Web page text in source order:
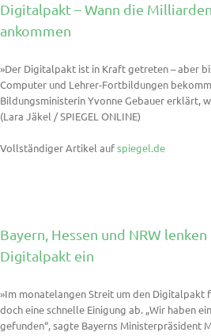
Digitalpakt – Wann die
ankommen
»Der Digitalpakt ist in Kraft getreten – aber
Computer und Lehrer-Fortbildungen
Bildungsministerin Yvonne Gebauer erklärt,
(Lara Jäkel / SPIEGEL ONLINE)
Vollständiger Artikel aufspiegel.de
Bayern, Hessen und NRW
Digitalpakt ein
»Im monatelangen Streit um den Digitalpakt
doch eine schnelle Einigung ab. „Wir haben
gefunden“, sagte Bayerns Ministerpräsident